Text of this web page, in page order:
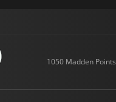
1050 Madden Points